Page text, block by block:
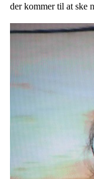
der kommer til at ske